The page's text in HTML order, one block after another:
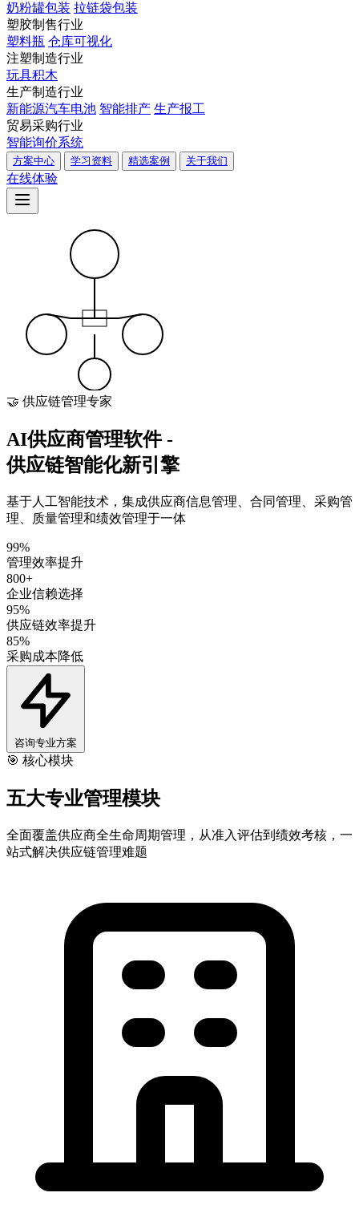
奶粉罐包装 拉链袋包装
塑胶制售行业
塑料瓶 仓库可视化
注塑制造行业
玩具积木
生产制造行业
新能源汽车电池 智能排产 生产报工
贸易采购行业
智能询价系统
方案中心 学习资料 精选案例 关于我们
在线体验
🤝 供应链管理专家
AI供应商管理软件 -
供应链智能化新引擎
基于人工智能技术，集成供应商信息管理、合同管理、采购管
理、质量管理和绩效管理于一体
99%
管理效率提升
800+
企业信赖选择
95%
供应链效率提升
85%
采购成本降低
咨询专业方案
🎯 核心模块
五大专业管理模块
全面覆盖供应商全生命周期管理，从准入评估到绩效考核，一
站式解决供应链管理难题